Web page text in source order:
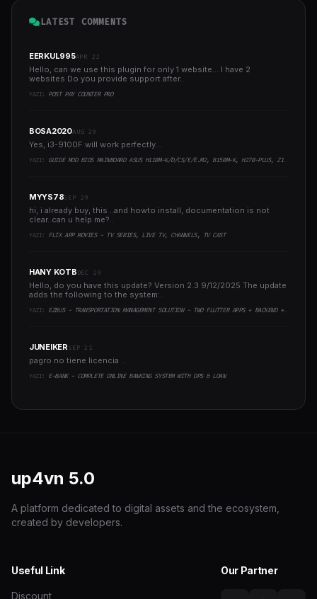
LATEST COMMENTS
EERKUL995APR 22
Hello, can we use this plugin for only 1 website... I have 2
websites Do you provide support after..
YAZI: POST PAY COUNTER PRO
BOSA2020AUG 29
Yes, i3-9100F will work perfectly...
YAZI: GUIDE MOD BIOS MAINBOARD ASUS H110M-K/D/CS/E/E.M2, B150M-K, H270-PLUS, Z170-PRO,.. RUNNING INTEL COFFEELAKE CPU
MYYS78SEP 29
hi, i already buy, this ..and howto install, documentation is not
clear..can u help me?..
YAZI: FLIX APP MOVIES - TV SERIES, LIVE TV, CHANNELS, TV CAST
HANY KOTBDEC 29
Hello, do you have this update? Version 2.3 9/12/2025 The update
adds the following to the system:..
YAZI: EZBUS - TRANSPORTATION MANAGEMENT SOLUTION - TWO FLUTTER APPS + BACKEND + ADMIN PANEL
JUNEIKERSEP 21
pagro no tiene licencia ..
YAZI: E-BANK - COMPLETE ONLINE BANKING SYSTEM WITH DPS & LOAN
up4vn 5.0
A platform dedicated to digital assets and the ecosystem,
created by developers.
Useful Link
Discount
Our Partner